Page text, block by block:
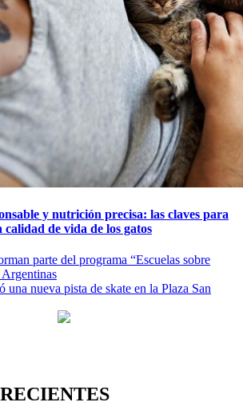
y nutrición precisa: las claves para
de vida de los gatos
parte del programa “Escuelas sobre
nueva pista de skate en la Plaza San